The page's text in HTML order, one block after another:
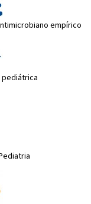
empírico
pediátrica